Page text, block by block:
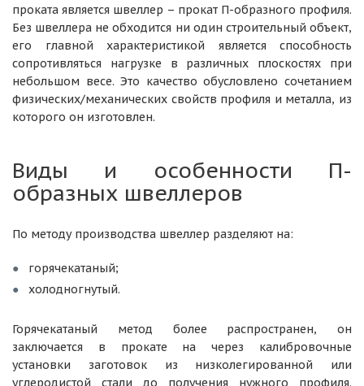
проката является швеллер – прокат П-образного профиля.
Без швеллера не обходится ни один строительный объект,
его главной характеристикой является способность
сопротивляться нагрузке в различных плоскостях при
небольшом весе. Это качество обусловлено сочетанием
физических/механических свойств профиля и металла, из
которого он изготовлен.
Виды и особенности П-
образных швеллеров
По методу производства швеллер разделяют на:
горячекатаный;
холодногнутый.
Горячекатаный метод более распространен, он
заключается в прокате на через калибровочные
установки заготовок из низколегированной или
углеродистой стали до получения нужного профиля.